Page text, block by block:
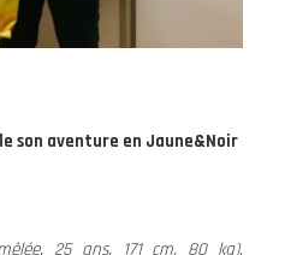
son aventure en Jaune&Noir
25 ans, 171 cm, 80 kg),